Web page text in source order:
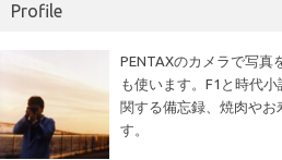
Profile
PENTAXのカメラで写真
も使います。F1と時代
関する備忘録、焼肉やお
す。